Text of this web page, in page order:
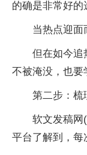
的确是非常好的
当热点迎面
但在如今追
不被淹没，也要
第二步：梳
软文发稿网
平台了解到，每